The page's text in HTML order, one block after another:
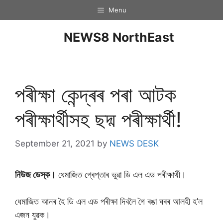
Menu
NEWS8 NorthEast
পৰীক্ষা কেন্দ্ৰৰ পৰা আটক
পৰীক্ষাৰ্থীসহ ছদ্ম পৰীক্ষাৰ্থী!
September 21, 2021 by NEWS DESK
নিউজ ডেস্ক। ধেমাজিত গ্ৰেপ্তাৰ ভুৱা ডি এল এড পৰীক্ষাৰ্থী।
ধেমাজিত আনৰ হৈ ডি এল এড পৰীক্ষা দিবলৈ গৈ ৰঙা ঘৰৰ আলহী হ’ল
এজন যুৱক।